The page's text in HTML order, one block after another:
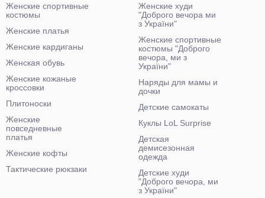
Женские спортивные
костюмы
Женские платья
Женские кардиганы
Женская обувь
Женские кожаные
кроссовки
Плитоноски
Женские
повседневные
платья
Женские кофты
Тактические рюкзаки
Женские худи
"Доброго вечора ми
з України"
Женские спортивные
костюмы "Доброго
вечора, ми з
України"
Наряды для мамы и
дочки
Детские самокаты
Куклы LoL Surprise
Детская
демисезонная
одежда
Детские худи
"Доброго вечора, ми
з України"